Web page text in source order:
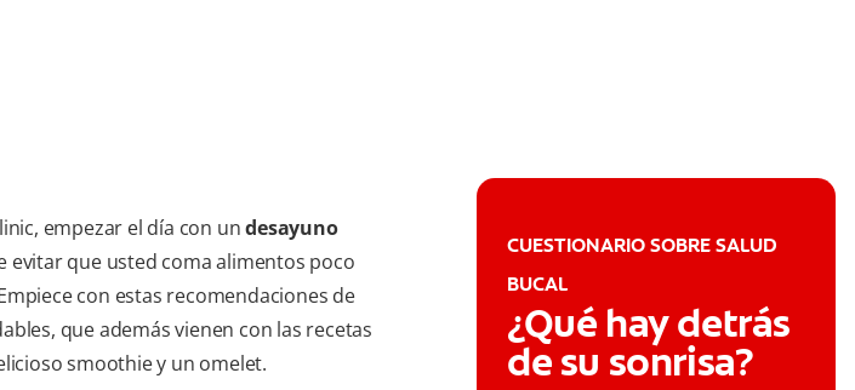
empezar el día con undesayuno
evitar que usted coma alimentos poco
con estas recomendaciones de
que además vienen con las recetas
smoothie y un omelet.
CUESTIONARIO SOBRE SALUD
BUCAL
¿Qué hay detrás
de su sonrisa?